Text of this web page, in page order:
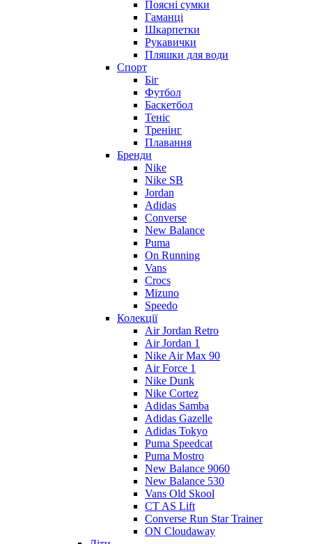
Поясні сумки
Гаманці
Шкарпетки
Рукавички
Пляшки для води
Спорт
Біг
Футбол
Баскетбол
Теніс
Тренінг
Плавання
Бренди
Nike
Nike SB
Jordan
Adidas
Converse
New Balance
Puma
On Running
Vans
Crocs
Mizuno
Speedo
Колекції
Air Jordan Retro
Air Jordan 1
Nike Air Max 90
Air Force 1
Nike Dunk
Nike Cortez
Adidas Samba
Adidas Gazelle
Adidas Tokyo
Puma Speedcat
Puma Mostro
New Balance 9060
New Balance 530
Vans Old Skool
CT AS Lift
Converse Run Star Trainer
ON Cloudaway